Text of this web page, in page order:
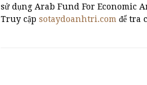
sử dụng Arab Fund For Economic
Truy cập sotaydoanhtri.com để tra